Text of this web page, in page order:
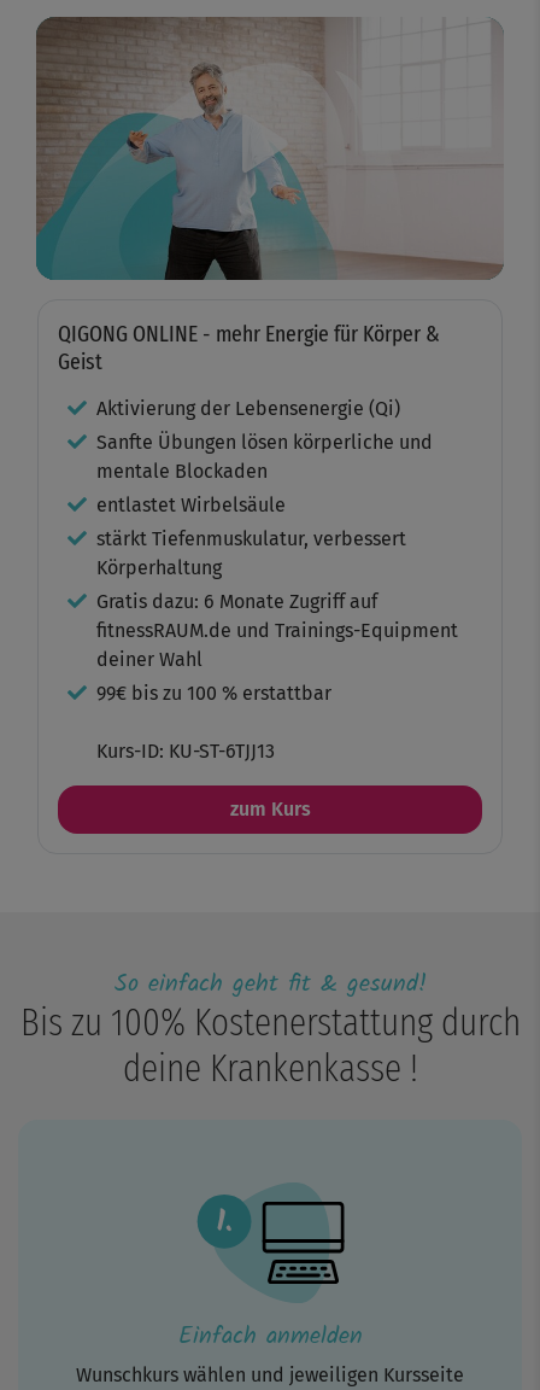
Play
Video
QIGONG ONLINE - mehr Energie für Körper &
Geist
Aktivierung der Lebensenergie (Qi)
Sanfte Übungen lösen körperliche und
mentale Blockaden
entlastet Wirbelsäule
stärkt Tiefenmuskulatur, verbessert
Körperhaltung
Gratis dazu: 6 Monate Zugriff auf
fitnessRAUM.de und Trainings-Equipment
deiner Wahl
99€ bis zu 100 % erstattbar
Kurs-ID: KU-ST-6TJJ13
zum Kurs
So einfach geht fit & gesund!
Bis zu 100% Kostenerstattung durch
deine Krankenkasse !
Einfach anmelden
Wunschkurs wählen und jeweiligen Kursseite